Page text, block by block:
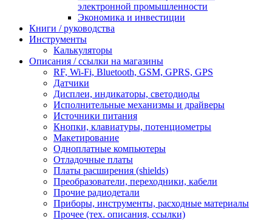
электронной промышленности
Экономика и инвестиции
Книги / руководства
Инструменты
Калькуляторы
Описания / ссылки на магазины
RF, Wi-Fi, Bluetooth, GSM, GPRS, GPS
Датчики
Дисплеи, индикаторы, светодиоды
Исполнительные механизмы и драйверы
Источники питания
Кнопки, клавиатуры, потенциометры
Макетирование
Одноплатные компьютеры
Отладочные платы
Платы расширения (shields)
Преобразователи, переходники, кабели
Прочие радиодетали
Приборы, инструменты, расходные материалы
Прочее (тех. описания, ссылки)